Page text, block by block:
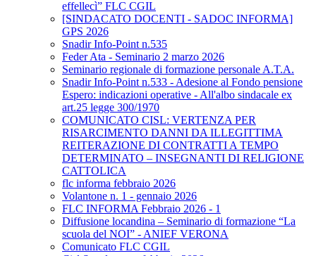
effellecì” FLC CGIL
[SINDACATO DOCENTI - SADOC INFORMA]
GPS 2026
Snadir Info-Point n.535
Feder Ata - Seminario 2 marzo 2026
Seminario regionale di formazione personale A.T.A.
Snadir Info-Point n.533 - Adesione al Fondo pensione
Espero: indicazioni operative - All'albo sindacale ex
art.25 legge 300/1970
COMUNICATO CISL: VERTENZA PER
RISARCIMENTO DANNI DA ILLEGITTIMA
REITERAZIONE DI CONTRATTI A TEMPO
DETERMINATO – INSEGNANTI DI RELIGIONE
CATTOLICA
flc informa febbraio 2026
Volantone n. 1 - gennaio 2026
FLC INFORMA Febbraio 2026 - 1
Diffusione locandina – Seminario di formazione “La
scuola del NOI” - ANIEF VERONA
Comunicato FLC CGIL